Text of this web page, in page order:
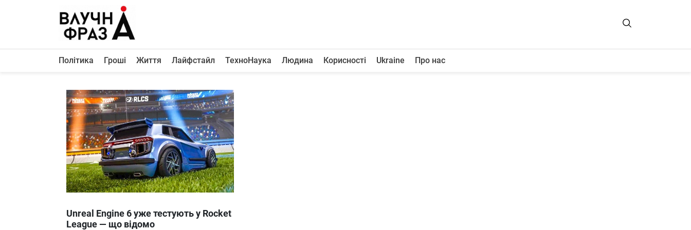
Політика
Життя
Лайфстайл
ТехноНаука
Людина
Корисності
Про нас
Політика Гроші Життя Лайфстайл ТехноНаука Людина Корисності Ukraine Про нас
Unreal Engine 6 уже тестують у Rocket
League — що відомо